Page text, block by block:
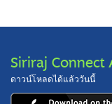
Siriraj Connect
ดาวน์โหลดได้แล้ววันนี้